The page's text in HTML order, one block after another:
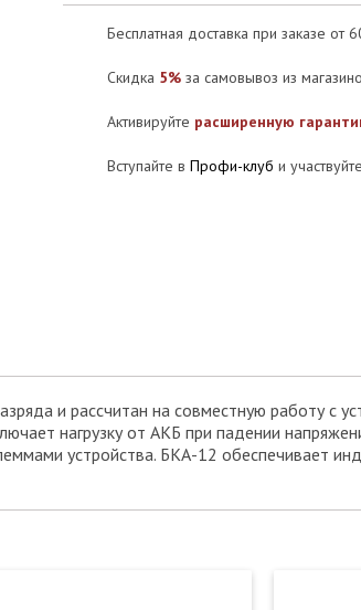
Бесплатная доставка при заказе от
Скидка 5% за самовывоз из
Активируйте расширенную
Вступайте в Профи-клуб и
и рассчитан на совместную работу с
нагрузку от АКБ при падении
устройства. БКА-12 обеспечивает